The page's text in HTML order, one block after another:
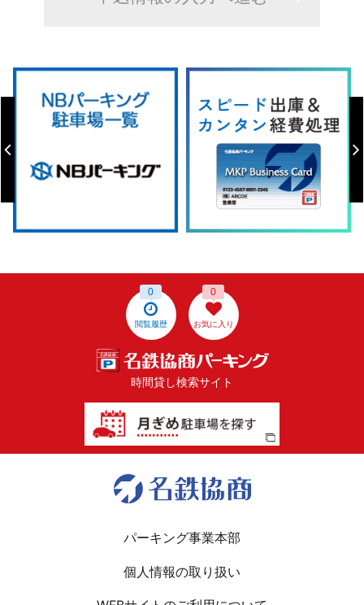
閲覧履歴
0
お気に入り
0
時間貸し検索サイト
パーキング事業本部
個人情報の取り扱い